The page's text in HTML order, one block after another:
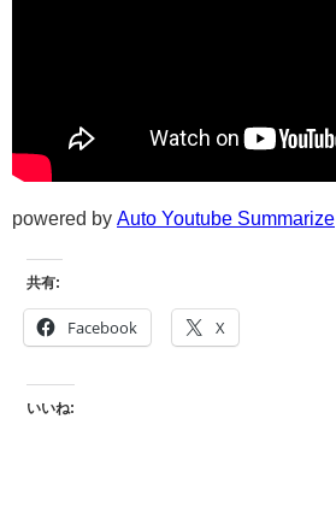
powered by Auto Youtube Summarize
共有:
Facebook X
いいね: